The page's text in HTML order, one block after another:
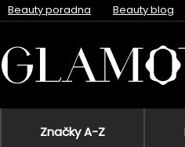
Beauty poradna Beauty blog
Značky A-Z